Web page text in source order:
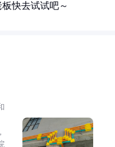
快去试试吧～